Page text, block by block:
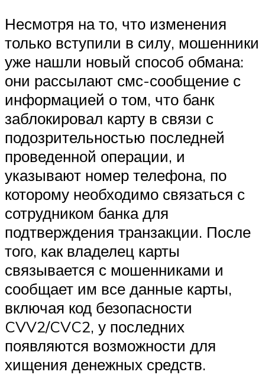
Несмотря на то, что изменения
только вступили в силу, мошенники
уже нашли новый способ обмана:
они рассылают смс-сообщение с
информацией о том, что банк
заблокировал карту в связи с
подозрительностью последней
проведенной операции, и
указывают номер телефона, по
которому необходимо связаться с
сотрудником банка для
подтверждения транзакции. После
того, как владелец карты
связывается с мошенниками и
сообщает им все данные карты,
включая код безопасности
CVV2/CVC2, у последних
появляются возможности для
хищения денежных средств.